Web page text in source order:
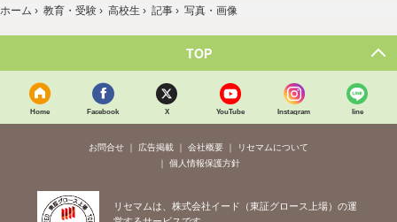
ホーム › 教育・受験 › 高校生 › 記事 › 写真・画像
TOP
Home Facebook X YouTube Instagram line
お問合せ 広告掲載 会社概要
リセマムについて
個人情報保護方針
リセマムは、株式会社イード（東証グロース上場）の運